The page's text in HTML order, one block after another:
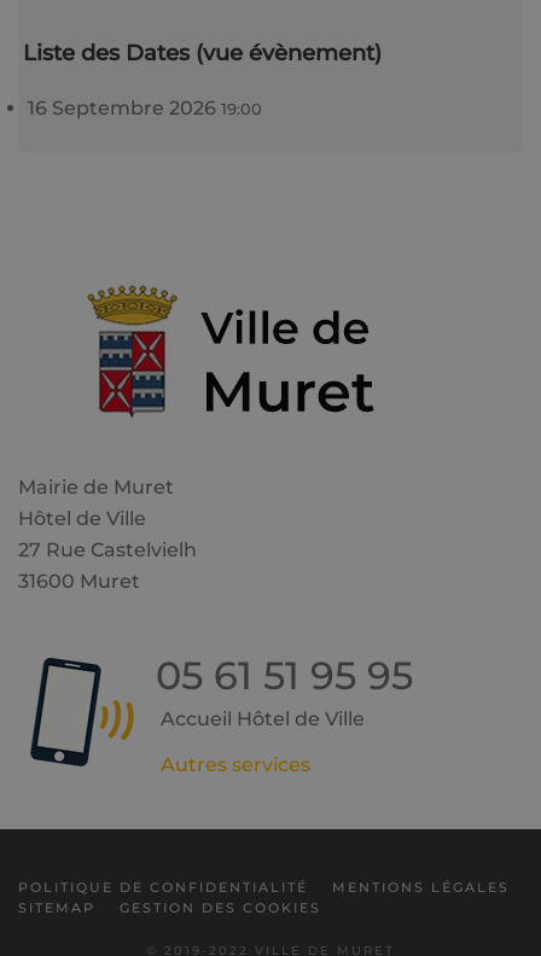
Liste des Dates (vue évènement)
16 Septembre 202619:00
Mairie de Muret
Hôtel de Ville
27 Rue Castelvielh
31600 Muret
05 61 51 95 95
Accueil Hôtel de Ville
Autres services
POLITIQUE DE CONFIDENTIALITÉ
MENTIONS LÉGALES
SITEMAP
GESTION DES COOKIES
© 2019-2022 VILLE DE MURET